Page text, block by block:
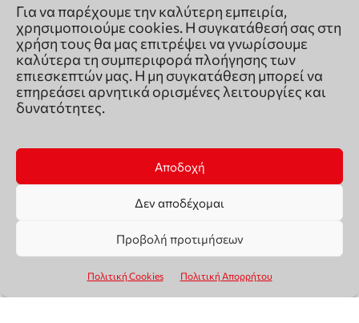
Για να παρέχουμε την καλύτερη εμπειρία,
χρησιμοποιούμε cookies. Η συγκατάθεσή σας στη
χρήση τους θα μας επιτρέψει να γνωρίσουμε
καλύτερα τη συμπεριφορά πλοήγησης των
επιεσκεπτών μας. Η μη συγκατάθεση μπορεί να
επηρεάσει αρνητικά ορισμένες λειτουργίες και
δυνατότητες.
Αποδοχή
Δεν αποδέχομαι
Προβολή προτιμήσεων
Πολιτική Cookies Πολιτική Απορρήτου